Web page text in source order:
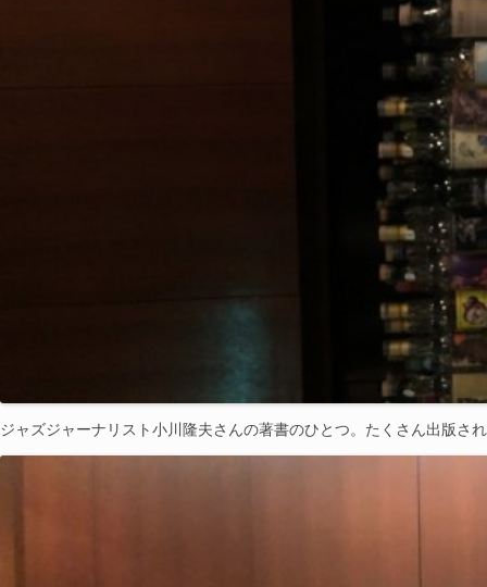
ジャズジャーナリスト小川隆夫さんの著書のひとつ。たくさん出版さ